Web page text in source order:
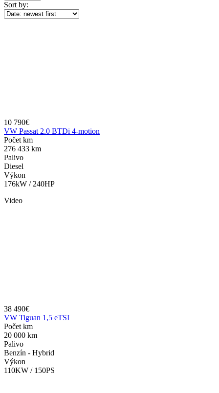
Sort by:
10 790€
VW Passat 2.0 BTDi 4-motion
Počet km
276 433 km
Palivo
Diesel
Výkon
176kW / 240HP
Video
38 490€
VW Tiguan 1,5 eTSI
Počet km
20 000 km
Palivo
Benzín - Hybrid
Výkon
110KW / 150PS